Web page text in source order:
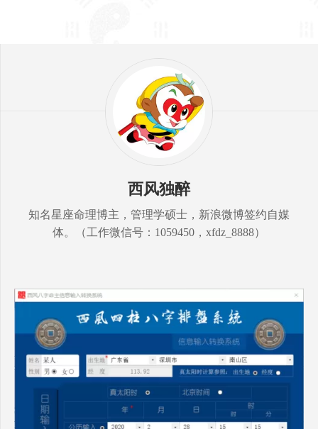
西风独醉
知名星座命理博主，管理学硕士，新浪微博签约自媒
体。（工作微信号：1059450，xfdz_8888）